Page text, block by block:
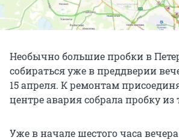
Необычно большие пробки в
собираться уже в преддверии
15 апреля. К ремонтам
центре авария собрала пробку из
Уже в начале шестого часа